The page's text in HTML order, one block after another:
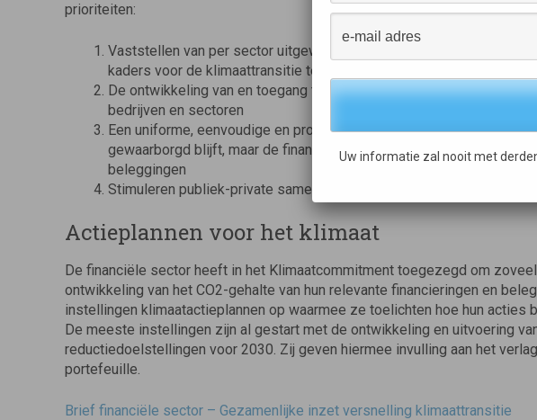
prioriteiten:
Vaststellen van per sector uitgewerkte nationale transitiepaden met
kaders voor de klimaattransitie te scheppen.
De ontwikkeling van en toegang tot klimaat gerelateerde data die
bedrijven en sectoren
Een uniforme, eenvoudige en proportionele rapportagemethode
gewaarborgd blijft, maar de financiële sector deze data wel kan
beleggingen
Stimuleren publiek-private samenwerking in financiering.
Actieplannen voor het klimaat
De financiële sector heeft in het Klimaatcommitment toegezegd om
ontwikkeling van het CO2-gehalte van hun relevante financieringen en
instellingen klimaatactieplannen op waarmee ze toelichten hoe hun acties
De meeste instellingen zijn al gestart met de ontwikkeling en uitvoering
reductiedoelstellingen voor 2030. Zij geven hiermee invulling aan het
portefeuille.
Brief financiële sector – Gezamenlijke inzet versnelling klimaattransitie
Uw informatie zal nooit met